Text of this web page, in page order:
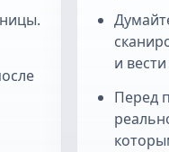
и
Перед